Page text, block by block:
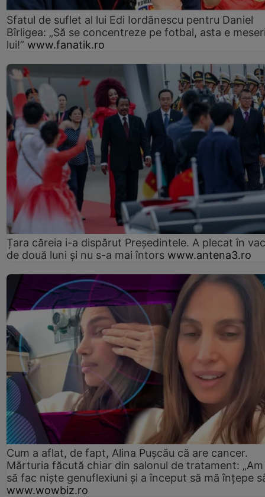
Sfatul de suflet al lui Edi Iordănescu pentru Daniel
Bîrligea: „Să se concentreze pe fotbal, asta e
lui!” www.fanatik.ro
Țara căreia i-a dispărut Președintele. A plecat în
de două luni și nu s-a mai întors www.antena3.ro
Cum a aflat, de fapt, Alina Pușcău că are cancer.
Mărturia făcută chiar din salonul de tratament:
să fac niște genuflexiuni și a început să mă înțepe
www.wowbiz.ro